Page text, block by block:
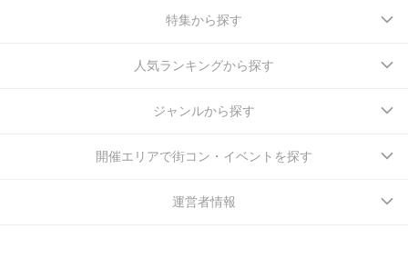
特集から探す
人気ランキングから探す
ジャンルから探す
開催エリアで街コン・イベントを探す
運営者情報